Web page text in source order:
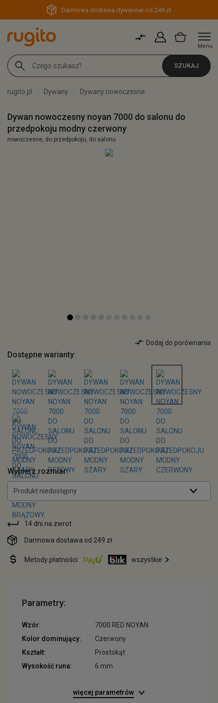
Darmowa dostawa dywanów od 249 zł
Menu
SZUKAJ
rugito.pl Dywany Dywany nowoczesne
Dywan nowoczesny noyan 7000 do salonu do
przedpokoju modny czerwony
nowoczesne, do przedpokoju, do salonu
Dodaj do porównania
Dostępne warianty:
Wybierz rozmiar:
Produkt niedostępny
14 dni na zwrot
Darmowa dostawa od 249 zł
Metody płatności: wszystkie
Parametry:
Wzór:
7000 RED NOYAN
Kolor dominujący:
Czerwony
Kształt:
Prostokąt
Wysokość runa:
6 mm
więcej parametrów